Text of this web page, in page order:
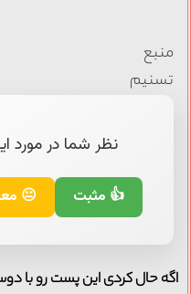
منبع
تسنیم
نظر شما در مورد
👍 مثبت 😐
اگه حال کردی این پست رو با